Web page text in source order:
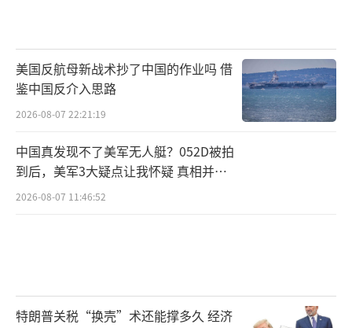
美国反航母新战术抄了中国的作业吗 借
鉴中国反介入思路
2026-08-07 22:21:19
中国真发现不了美军无人艇？052D被拍
到后，美军3大疑点让我怀疑 真相并非
如此
2026-08-07 11:46:52
特朗普关税“换壳”术还能撑多久 经济